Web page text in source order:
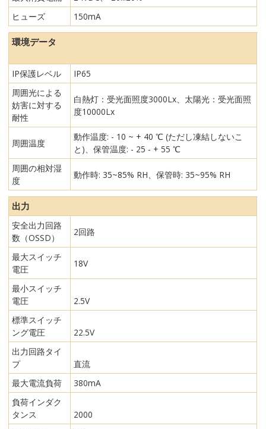
ヒューズ
150mA
環境データ
IP保護レベル
IP65
周囲光による
妨害に対する
耐性
白熱灯：受光面照度3000Lx、太陽光：受光面照
度10000Lx
周囲温度
動作温度: - 10 ~ + 40 ℃ (ただし凍結しないこ
と)、保管温度: - 25 - + 55 ℃
周囲の相対湿
度
動作時: 35~85% RH、保管時: 35~95% RH
出力
安全出力回路
数（OSSD）
2回路
最大スイッチ
電圧
18V
最小スイッチ
電圧
2.5V
標準スイッチ
ング電圧
22.5V
出力回路タイ
プ
直流
最大電流負荷
380mA
負荷インダク
タンス
2000